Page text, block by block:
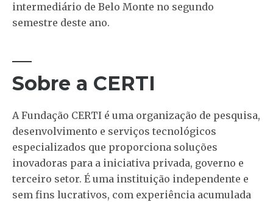
intermediário de Belo Monte no segundo
semestre deste ano.
—
Sobre a CERTI
A Fundação CERTI é uma organização de pesquisa,
desenvolvimento e serviços tecnológicos
especializados que proporciona soluções
inovadoras para a iniciativa privada, governo e
terceiro setor. É uma instituição independente e
sem fins lucrativos, com experiência acumulada